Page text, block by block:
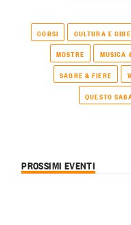
CORSI CULTURA E
MOSTRE
MUSICA
SAGRE & FIERE
QUESTO
PROSSIMI EVENTI